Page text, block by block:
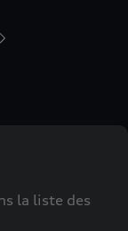
la liste des